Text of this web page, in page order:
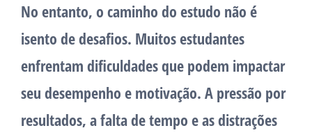
No entanto, o caminho do estudo não é
isento de desafios. Muitos estudantes
enfrentam dificuldades que podem impactar
seu desempenho e motivação. A pressão por
resultados, a falta de tempo e as distrações